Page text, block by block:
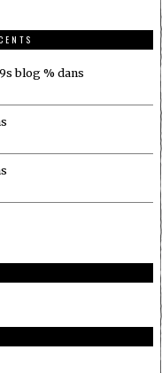
blog % dans